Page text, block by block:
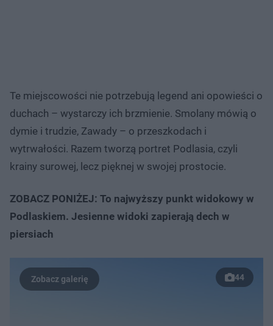
Te miejscowości nie potrzebują legend ani opowieści o
duchach – wystarczy ich brzmienie. Smolany mówią o
dymie i trudzie, Zawady – o przeszkodach i
wytrwałości. Razem tworzą portret Podlasia, czyli
krainy surowej, lecz pięknej w swojej prostocie.
ZOBACZ PONIŻEJ: To najwyższy punkt widokowy w
Podlaskiem. Jesienne widoki zapierają dech w
piersiach
44